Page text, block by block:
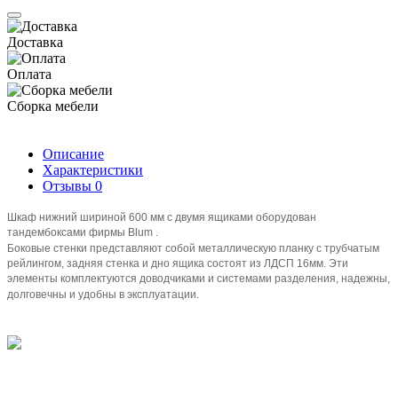
Доставка
Оплата
Сборка мебели
Описание
Характеристики
Отзывы 0
Шкаф нижний шириной 600 мм с двумя ящиками оборудован
тандембоксами фирмы Blum .
Боковые стенки представляют собой металлическую планку с трубчатым
рейлингом, задняя стенка и дно ящика состоят из ЛДСП 16мм. Эти
элементы комплектуются доводчиками и системами разделения, надежны,
долговечны и удобны в эксплуатации.